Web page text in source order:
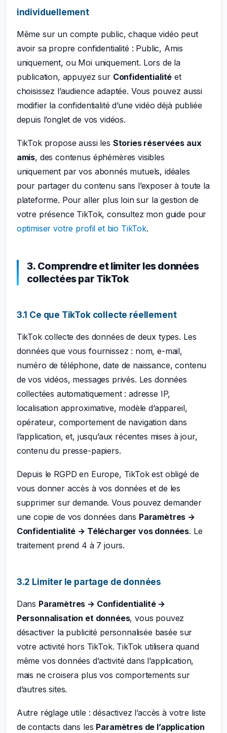
individuellement
Même sur un compte public, chaque vidéo peut
avoir sa propre confidentialité : Public, Amis
uniquement, ou Moi uniquement. Lors de la
publication, appuyez sur Confidentialité et
choisissez l’audience adaptée. Vous pouvez aussi
modifier la confidentialité d’une vidéo déjà publiée
depuis l’onglet de vos vidéos.
TikTok propose aussi les Stories réservées aux
amis, des contenus éphémères visibles
uniquement par vos abonnés mutuels, idéales
pour partager du contenu sans l’exposer à toute la
plateforme. Pour aller plus loin sur la gestion de
votre présence TikTok, consultez mon guide pour
optimiser votre profil et bio TikTok.
3. Comprendre et limiter les données
collectées par TikTok
3.1 Ce que TikTok collecte réellement
TikTok collecte des données de deux types. Les
données que vous fournissez : nom, e-mail,
numéro de téléphone, date de naissance, contenu
de vos vidéos, messages privés. Les données
collectées automatiquement : adresse IP,
localisation approximative, modèle d’appareil,
opérateur, comportement de navigation dans
l’application, et, jusqu’aux récentes mises à jour,
contenu du presse-papiers.
Depuis le RGPD en Europe, TikTok est obligé de
vous donner accès à vos données et de les
supprimer sur demande. Vous pouvez demander
une copie de vos données dans Paramètres →
Confidentialité → Télécharger vos données. Le
traitement prend 4 à 7 jours.
3.2 Limiter le partage de données
Dans Paramètres → Confidentialité →
Personnalisation et données, vous pouvez
désactiver la publicité personnalisée basée sur
votre activité hors TikTok. TikTok utilisera quand
même vos données d’activité dans l’application,
mais ne croisera plus vos comportements sur
d’autres sites.
Autre réglage utile : désactivez l’accès à votre liste
de contacts dans les Paramètres de l’application